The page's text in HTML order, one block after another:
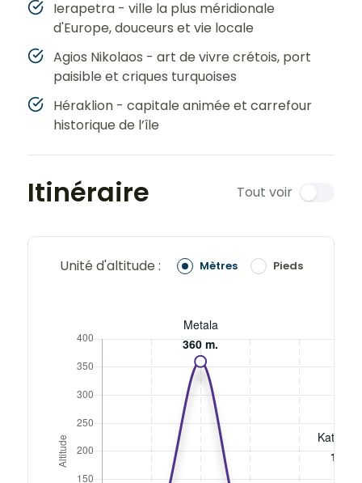
Ierapetra - ville la plus méridionale
d'Europe, douceurs et vie locale
Agios Nikolaos - art de vivre crétois, port
paisible et criques turquoises
Héraklion - capitale animée et carrefour
historique de l’île
Itinéraire Tout voir
Unité d'altitude : Mètres Pieds